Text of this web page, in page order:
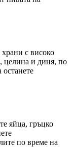
с високо
целина и диня, по
яйца, гръцко
по време на